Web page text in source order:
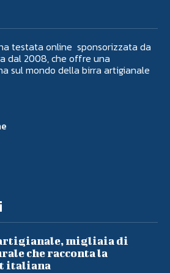
testata online sponsorizzata da
dal 2008, che offre una
sul mondo della birra artigianale
migliaia di
che racconta la
italiana